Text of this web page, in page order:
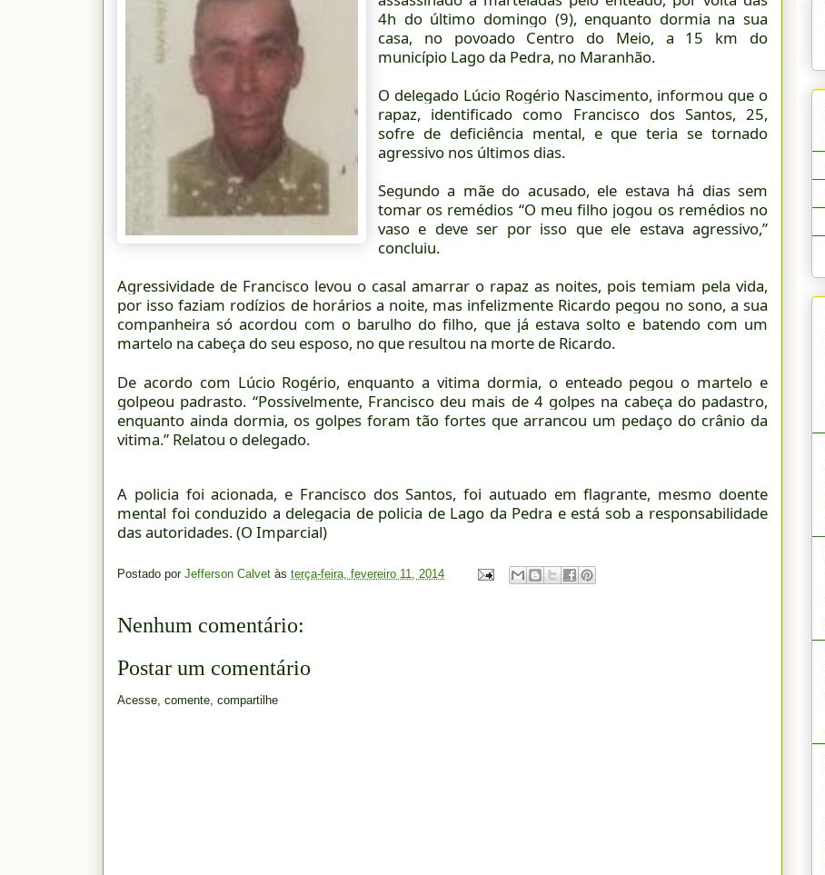
4h do último domingo (9), enquanto dormia na sua
casa, no povoado Centro do Meio, a 15 km do
município Lago da Pedra, no Maranhão.
O delegado Lúcio Rogério Nascimento, informou que o
rapaz, identificado como Francisco dos Santos, 25,
sofre de deficiência mental, e que teria se tornado
agressivo nos últimos dias.
Segundo a mãe do acusado, ele estava há dias sem
tomar os remédios “O meu filho jogou os remédios no
vaso e deve ser por isso que ele estava agressivo,”
concluiu.
Agressividade de Francisco levou o casal amarrar o rapaz as noites, pois temiam pela vida,
por isso faziam rodízios de horários a noite, mas infelizmente Ricardo pegou no sono, a sua
companheira só acordou com o barulho do filho, que já estava solto e batendo com um
martelo na cabeça do seu esposo, no que resultou na morte de Ricardo.
De acordo com Lúcio Rogério, enquanto a vitima dormia, o enteado pegou o martelo e
golpeou padrasto. “Possivelmente, Francisco deu mais de 4 golpes na cabeça do padastro,
enquanto ainda dormia, os golpes foram tão fortes que arrancou um pedaço do crânio da
vitima.” Relatou o delegado.
A policia foi acionada, e Francisco dos Santos, foi autuado em flagrante, mesmo doente
mental foi conduzido a delegacia de policia de Lago da Pedra e está sob a responsabilidade
das autoridades. (O Imparcial)
Postado por Jefferson Calvet às terça-feira, fevereiro 11, 2014
Nenhum comentário:
Postar um comentário
Acesse, comente, compartilhe